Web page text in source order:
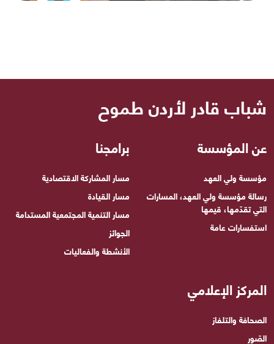
شباب قادر لأردن طموح
عن المؤسسة
مؤسسة ولي العهد
رسالة مؤسسة ولي العهد، المسارات
التي تقدّمها، قيمها
استفسارات عامة
برامجنا
مسار المشاركة الاقتصادية
مسار القيادة
مسار التنمية المجتمعية المستدامة
الجوائز
الأنشطة والفعاليات
المركز الإعلامي
الصحافة والتلفاز
الصّور